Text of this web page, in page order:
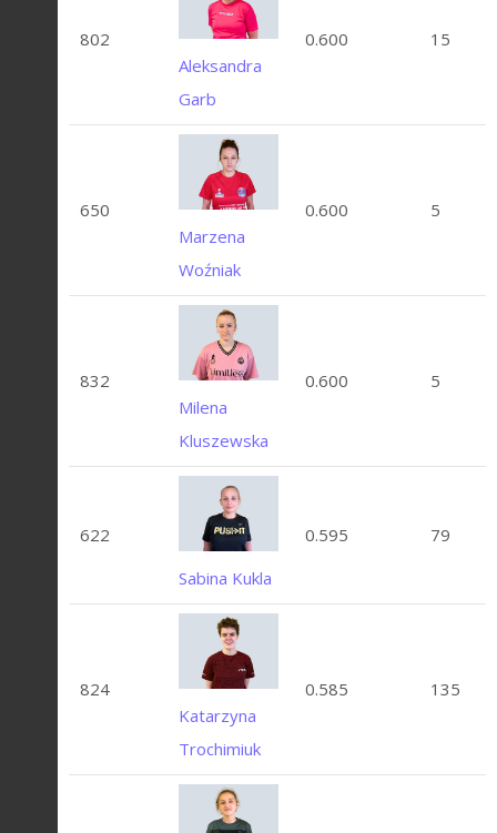
802
Aleksandra
Garb
0.600 15
650
Marzena
Woźniak
0.600 5
832
Milena
Kluszewska
0.600 5
622
Sabina Kukla
0.595 79
824
Katarzyna
Trochimiuk
0.585 135